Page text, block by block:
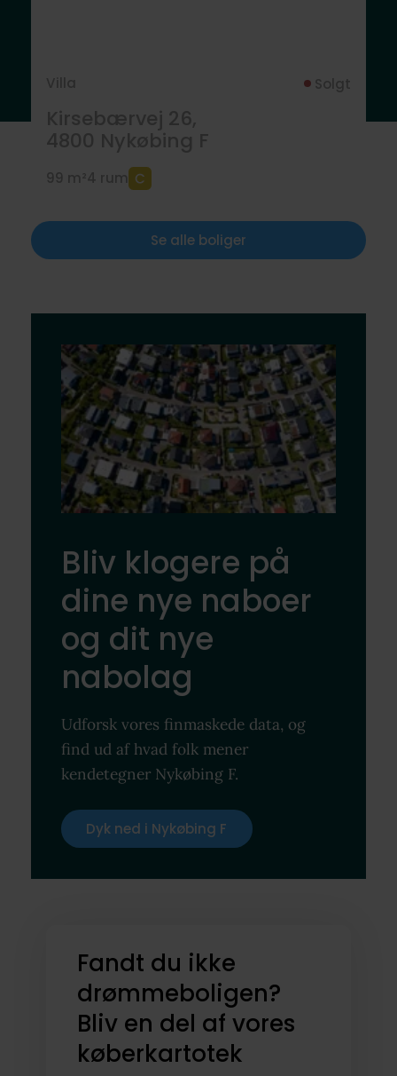
Se alle boliger
Bliv klogere på
dine nye naboer
og dit nye
nabolag
Udforsk vores finmaskede data, og
find ud af hvad folk mener
kendetegner Nykøbing F.
Dyk ned i Nykøbing F
Fandt du ikke
drømmeboligen?
Bliv en del af vores
køberkartotek